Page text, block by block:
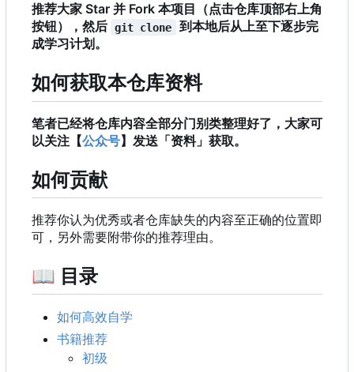
推荐大家 Star 并 Fork 本项目（点击仓库顶部右上角
按钮），然后 git clone
到本地后从上至下逐步完
成学习计划。
如何获取本仓库资料
笔者已经将仓库内容全部分门别类整理好了，大家可
以关注【公众号】发送「资料」获取。
如何贡献
推荐你认为优秀或者仓库缺失的内容至正确的位置即
可，另外需要附带你的推荐理由。
📖 目录
如何高效自学
书籍推荐
初级